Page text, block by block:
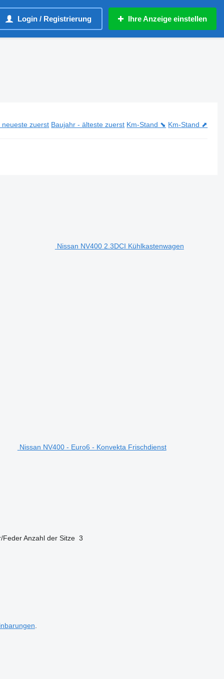
Login / Registrierung Ihre Anzeige einstellen
neueste zuerst Baujahr - älteste zuerst Km-Stand ⬊ Km-Stand ⬈
Nissan NV400 2.3DCI Kühlkastenwagen
Nissan NV400 - Euro6 - Konvekta Frischdienst
Feder Anzahl der Sitze 3